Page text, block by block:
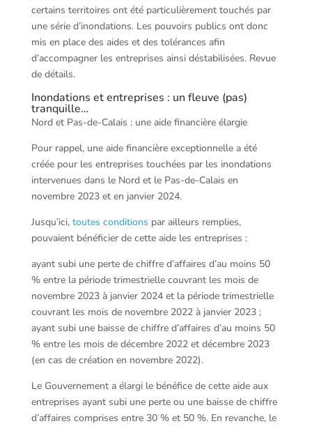
certains territoires ont été particulièrement touchés par
une série d’inondations. Les pouvoirs publics ont donc
mis en place des aides et des tolérances afin
d’accompagner les entreprises ainsi déstabilisées. Revue
de détails.
Inondations et entreprises : un fleuve (pas)
tranquille…
Nord et Pas-de-Calais : une aide financière élargie
Pour rappel, une aide financière exceptionnelle a été
créée pour les entreprises touchées par les inondations
intervenues dans le Nord et le Pas-de-Calais en
novembre 2023 et en janvier 2024.
Jusqu’ici, toutes conditions par ailleurs remplies,
pouvaient bénéficier de cette aide les entreprises :
ayant subi une perte de chiffre d’affaires d’au moins 50
% entre la période trimestrielle couvrant les mois de
novembre 2023 à janvier 2024 et la période trimestrielle
couvrant les mois de novembre 2022 à janvier 2023 ;
ayant subi une baisse de chiffre d’affaires d’au moins 50
% entre les mois de décembre 2022 et décembre 2023
(en cas de création en novembre 2022).
Le Gouvernement a élargi le bénéfice de cette aide aux
entreprises ayant subi une perte ou une baisse de chiffre
d’affaires comprises entre 30 % et 50 %. En revanche, le